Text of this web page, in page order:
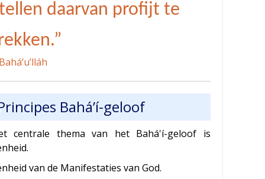
daarvan profijt te
Bahá’í-geloof
centrale thema van het Bahá'í-geloof is
van de Manifestaties van God.